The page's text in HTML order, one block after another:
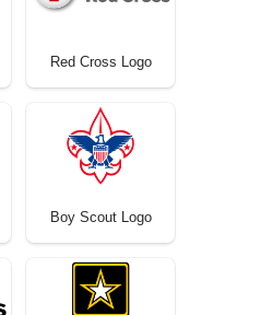
Red Cross Logo
Boy Scout Logo